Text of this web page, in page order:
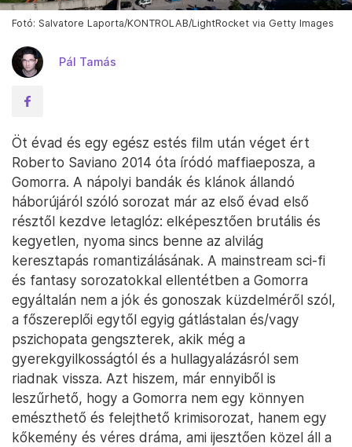
Fotó: Salvatore Laporta/KONTROLAB/LightRocket via Getty Images
Pál Tamás
Öt évad és egy egész estés film után véget ért
Roberto Saviano 2014 óta íródó maffiaeposza, a
Gomorra. A nápolyi bandák és klánok állandó
háborújáról szóló sorozat már az első évad első
résztől kezdve letaglóz: elképesztően brutális és
kegyetlen, nyoma sincs benne az alvilág
keresztapás romantizálásának. A mainstream sci-fi
és fantasy sorozatokkal ellentétben a Gomorra
egyáltalán nem a jók és gonoszak küzdelméről szól,
a főszereplői egytől egyig gátlástalan és/vagy
pszichopata gengszterek, akik még a
gyerekgyilkosságtól és a hullagyalázásról sem
riadnak vissza. Azt hiszem, már ennyiből is
leszűrhető, hogy a Gomorra nem egy könnyen
emészthető és felejthető krimisorozat, hanem egy
kőkemény és véres dráma, ami ijesztően közel áll a